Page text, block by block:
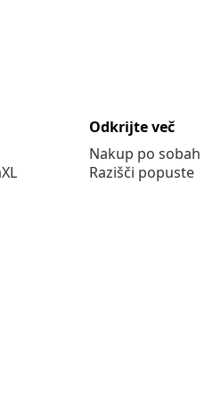
Odkrijte več
Nakup po sobah
Razišči popuste